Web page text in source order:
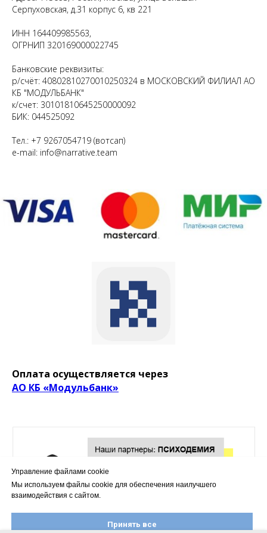
Управление файлами cookie
Мы используем файлы cookie для обеспечения наилучшего
взаимодействия с сайтом.
Принять все
Серпуховская, д.31 корпус 6, кв 221
ИНН 164409985563,
ОГРНИП 320169000022745
Банковские реквизиты:
р/счёт: 40802810270010250324 в МОСКОВСКИЙ ФИЛИАЛ АО
КБ "МОДУЛЬБАНК"
к/счет: 30101810645250000092
БИК: 044525092
Тел.: +7 9267054719 (вотсап)
e-mail: info@narrative.team
Оплата осуществляется через
АО КБ «Модульбанк»